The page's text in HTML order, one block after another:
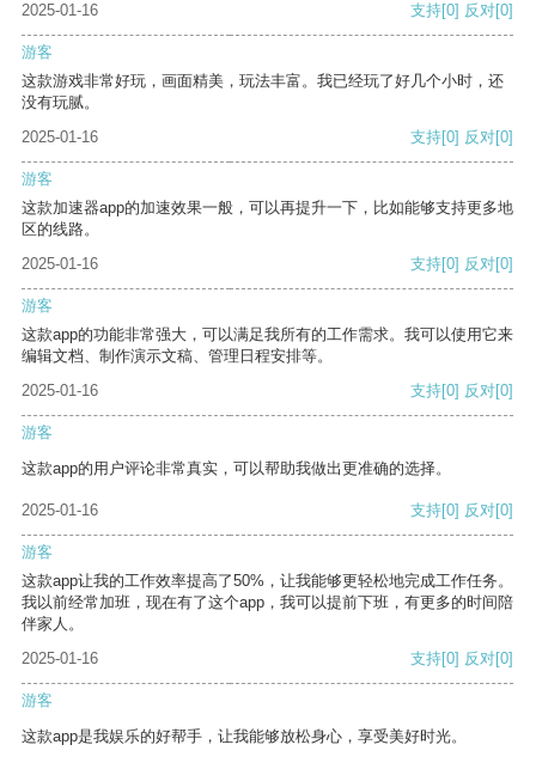
2025-01-16 支持[0] 反对[0]
游客
这款游戏非常好玩，画面精美，玩法丰富。我已经玩了好几个小时，还
没有玩腻。
2025-01-16
支持[0] 反对[0]
游客
这款加速器app的加速效果一般，可以再提升一下，比如能够支持更多地
区的线路。
2025-01-16
支持[0] 反对[0]
游客
这款app的功能非常强大，可以满足我所有的工作需求。我可以使用它来
编辑文档、制作演示文稿、管理日程安排等。
2025-01-16
支持[0] 反对[0]
游客
这款app的用户评论非常真实，可以帮助我做出更准确的选择。
2025-01-16 支持[0] 反对[0]
游客
这款app让我的工作效率提高了50%，让我能够更轻松地完成工作任务。
我以前经常加班，现在有了这个app，我可以提前下班，有更多的时间陪
伴家人。
2025-01-16
支持[0] 反对[0]
游客
这款app是我娱乐的好帮手，让我能够放松身心，享受美好时光。